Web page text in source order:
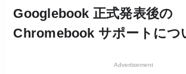
Googlebook 正式発表後の
Chromebook サポートにつ
Advertisement